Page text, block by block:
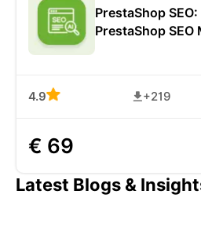
PrestaShop
PrestaShop SEO
4.9 +219
€ 69
Latest Blogs &